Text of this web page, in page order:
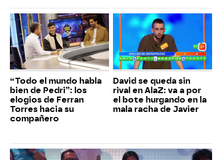
“Todo el mundo habla
bien de Pedri”: los
elogios de Ferran
Torres hacia su
compañero
David se queda sin
rival en AlaZ: va a por
el bote hurgando en la
mala racha de Javier